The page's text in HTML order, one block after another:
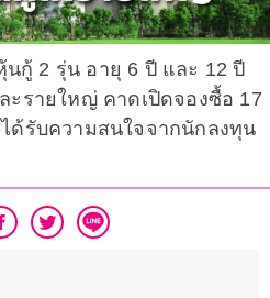
กู้ 2 รุ่น อายุ 6 ปี และ 12 ปี
รายใหญ่ คาดเปิดจองซื้อ 17
ด้รับความสนใจจากนักลงทุน